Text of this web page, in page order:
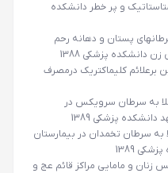
و پر خطر دانشکده
پستان و دهانه رحم
دانشکده پزشکی 1388
برعلائم کلیماکتریک درمصرف
به سرطان سرویکس در
پزشکی 1389
به سرطان تخمدان در بیمارستان
1389
زنان و مامایی مراکز قائم عج و